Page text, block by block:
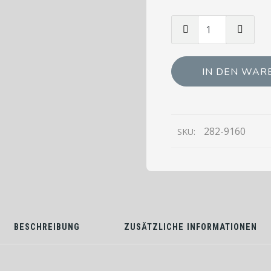
von
LINE
Gastronormbehälter
100mm
IN DEN
SKU: 282-9160
BESCHREIBUNG ZUSÄTZLICHE INFORMATIONEN